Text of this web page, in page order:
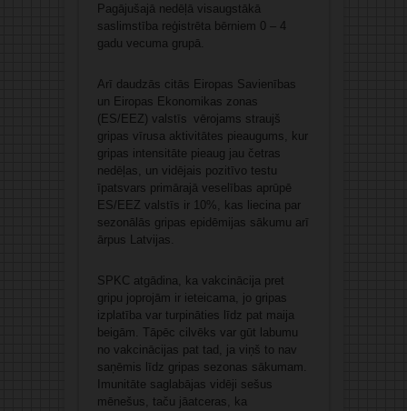
Pagājušajā nedēļā visaugstākā
saslimstība reģistrēta bērniem 0 – 4
gadu vecuma grupā.
Arī daudzās citās Eiropas Savienības
un Eiropas Ekonomikas zonas
(ES/EEZ) valstīs vērojams straujš
gripas vīrusa aktivitātes pieaugums, kur
gripas intensitāte pieaug jau četras
nedēļas, un vidējais pozitīvo testu
īpatsvars primārajā veselības aprūpē
ES/EEZ valstīs ir 10%, kas liecina par
sezonālās gripas epidēmijas sākumu arī
ārpus Latvijas.
SPKC atgādina, ka vakcinācija pret
gripu joprojām ir ieteicama, jo gripas
izplatība var turpināties līdz pat maija
beigām. Tāpēc cilvēks var gūt labumu
no vakcinācijas pat tad, ja viņš to nav
saņēmis līdz gripas sezonas sākumam.
Imunitāte saglabājas vidēji sešus
mēnešus, taču jāatceras, ka